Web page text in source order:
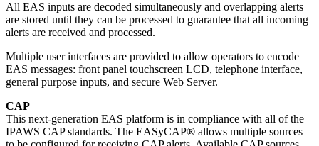
All EAS inputs are decoded simultaneously and overlapping alerts
are stored until they can be processed to guarantee that all incoming
alerts are received and processed.
Multiple user interfaces are provided to allow operators to encode
EAS messages: front panel touchscreen LCD, telephone interface,
general purpose inputs, and secure Web Server.
CAP
This next-generation EAS platform is in compliance with all of the
IPAWS CAP standards. The EASyCAP® allows multiple sources